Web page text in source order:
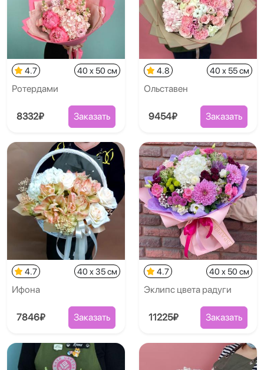
4.7 40 x 50 см
Ротердами
8332₽ Заказать
4.8 40 x 55 см
Ольставен
9454₽ Заказать
4.7 40 x 35 см
Ифона
7846₽ Заказать
4.7 40 x 50 см
Эклипс цвета радуги
11225₽ Заказать